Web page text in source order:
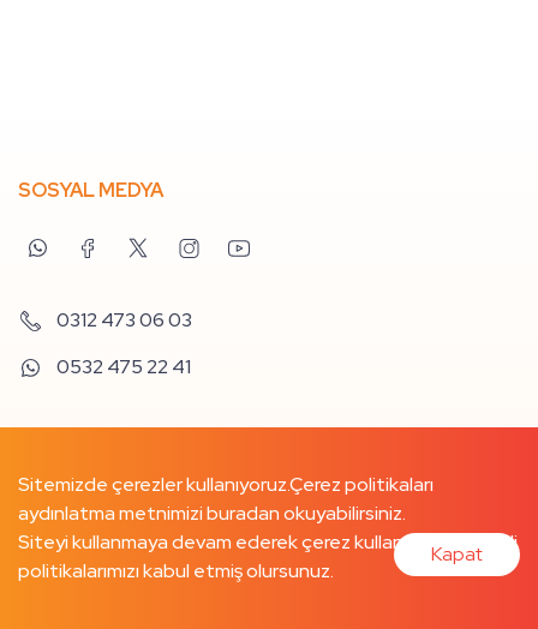
SOSYAL MEDYA
0312 473 06 03
0532 475 22 41
Sitemizde çerezler kullanıyoruz.Çerez politikaları
aydınlatma metnimizi buradanokuyabilirsiniz.
Siteyi kullanmaya devam ederek çerez kullanımımızı ve ilgili
politikalarımızı kabul etmiş olursunuz.
Kapat